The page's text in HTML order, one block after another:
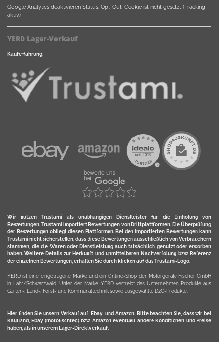
Google Analytics deaktivieren Status: Opt-Out-Cookie ist nicht gesetzt (Tracking
aktiv)
YERD Lager-Verkauf
Kauferfahrung:
Wir nutzen Trustami als unabhängigen Dienstleister für die Einholung von
Bewertungen. Trustami importiert Bewertungen von Drittplattformen. Die Überprüfung
der Bewertungen obliegt diesen Plattformen. Bei den importierten Bewertungen kann
Trustami nicht sicherstellen, dass diese Bewertungen ausschließlich von Verbrauchern
stammen, die die Waren oder Dienstleistung auch tatsächlich genutzt oder erworben
haben. Weitere Details zur Herkunft und unmittelbaren Nachverfolung bzw. Referenz
der einzelnen Bewertungen, erhalten Sie durch klicken auf das Trustami-Logo.
YERD ist eine eingetragene Marke und ein Online-Shop der Motorgeräte Fischer GmbH
in Lahr/Schwarzwald. Unter der Marke YERD vertreibt das Unternehmen Produkte aus
Garten-, Land-, Forst- und Kommunaltechnik sowie ausgewählte D2C-Produkte.
Hier finden Sie unsern Verkauf auf Ebayund Amazon. Bitte beachten Sie, dass wir bei
Kaufland, Ebay (motofischtec) bzw. Amazon eventuell andere Konditionen und Preise
haben, als in unserem Lager-Direktverkauf.